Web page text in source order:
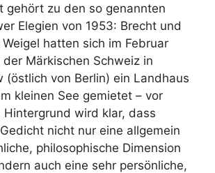
gehört zu den so genannten
Elegien von 1953: Brecht und
Weigel hatten sich im Februar
der Märkischen Schweiz in
(östlich von Berlin) ein Landhaus
kleinen See gemietet – vor
Hintergrund wird klar, dass
nicht nur eine allgemein
philosophische Dimension
auch eine sehr persönliche,